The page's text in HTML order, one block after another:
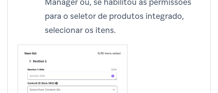
para o seletor de produtos integrado,
selecionar os itens.